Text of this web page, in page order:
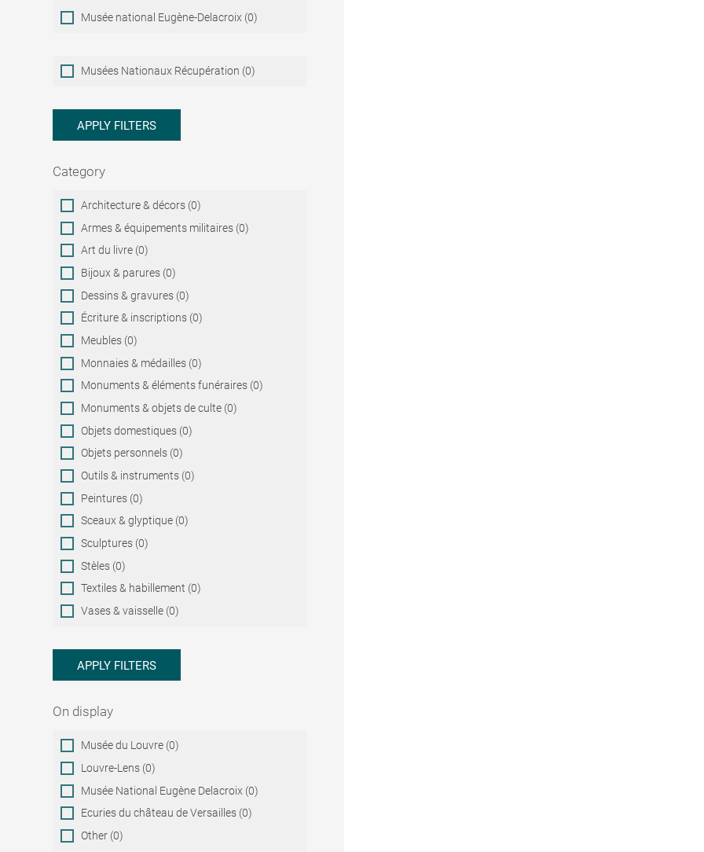
Musée national Eugène-Delacroix (0)
Musées
Nationaux
Musées Nationaux Récupération (0)
APPLY FILTERS
Category
Category
Architecture & décors (0)
Armes & équipements militaires (0)
Art du livre (0)
Bijoux & parures (0)
Dessins & gravures (0)
Écriture & inscriptions (0)
Meubles (0)
Monnaies & médailles (0)
Monuments & éléments funéraires (0)
Monuments & objets de culte (0)
Objets domestiques (0)
Objets personnels (0)
Outils & instruments (0)
Peintures (0)
Sceaux & glyptique (0)
Sculptures (0)
Stèles (0)
Textiles & habillement (0)
Vases & vaisselle (0)
APPLY FILTERS
On display
On
display
Musée du Louvre (0)
Louvre-Lens (0)
Musée National Eugène Delacroix (0)
Ecuries du château de Versailles (0)
Other (0)